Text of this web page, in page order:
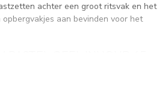
achter een groot ritsvak en het
aan bevinden voor het